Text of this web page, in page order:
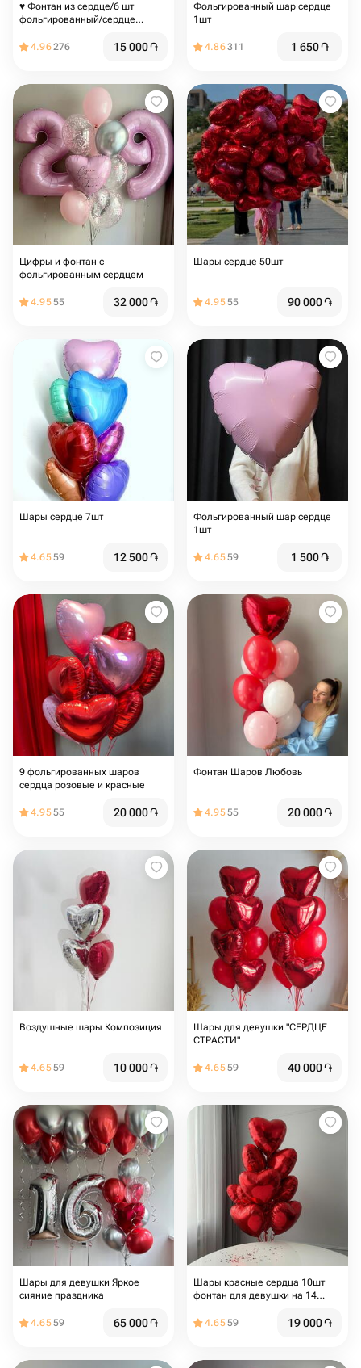
♥️ Фонтан из сердце/6 шт
фольгированный/сердце
4.96276 15 000֏
Фольгированный шар сердце
1шт
4.86311 1 650֏
Цифры и фонтан с
фольгированным сердцем
4.9555 32 000֏
Шары сердце 50шт
4.9555 90 000֏
Шары сердце 7шт
4.6559 12 500֏
Фольгированный шар сердце
1шт
4.6559 1 500֏
9 фольгированных шаров
сердца розовые и красные
4.9555 20 000֏
Фонтан Шаров Любовь
4.9555 20 000֏
Воздушные шары Композиция
4.6559 10 000֏
Шары для девушки "СЕРДЦЕ
СТРАСТИ"
4.6559 40 000֏
Шары для девушки Яркое
сияние праздника
4.6559 65 000֏
Шары красные сердца 10шт
фонтан для девушки на 14
4.6559 19 000֏